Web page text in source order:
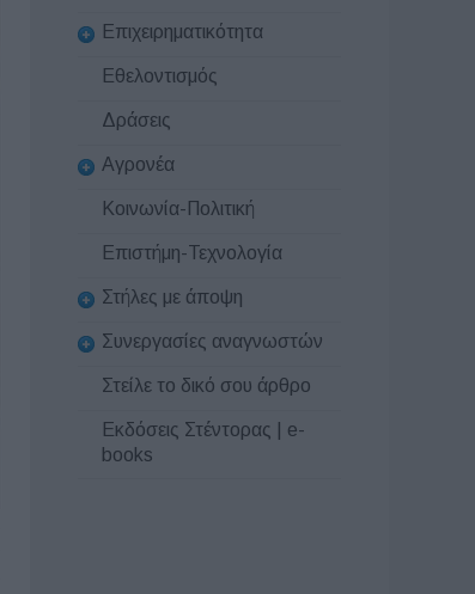
Επιχειρηματικότητα
Εθελοντισμός
Δράσεις
Αγρονέα
Κοινωνία-Πολιτική
Επιστήμη-Τεχνολογία
Στήλες με άποψη
Συνεργασίες αναγνωστών
Στείλε το δικό σου άρθρο
Εκδόσεις Στέντορας | e-
books